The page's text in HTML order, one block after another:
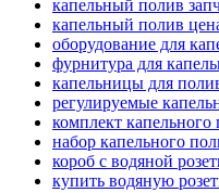
капельный полив
капельный полив
оборудование для
фурнитура для
капельницы для
регулируемые
комплект капельного
набор капельного
короб с водяной
купить водяную